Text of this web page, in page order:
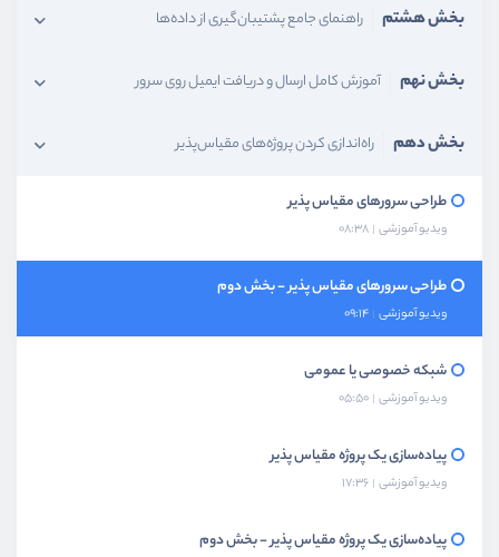
بخش هشتم راهنمای جامع پشتیبان‌گیری از داده‌ها
بخش نهم آموزش کامل ارسال و دریافت ایمیل روی سرور
بخش دهم راه‌اندازی کردن پروژه‌های مقیاس‌پذیر
طراحی سرورهای مقیاس پذیر
ویدیو آموزشی 08:38
طراحی سرورهای مقیاس پذیر - بخش دوم
ویدیو آموزشی 09:14
شبکه خصوصی یا عمومی
ویدیو آموزشی 05:50
پیاده‌سازی یک پروژه مقیاس پذیر
ویدیو آموزشی 17:36
پیاده‌سازی یک پروژه مقیاس پذیر - بخش دوم